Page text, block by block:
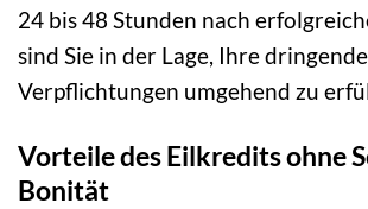
24 bis 48 Stunden nach
sind Sie in der Lage, Ihre
Verpflichtungen umgehend zu
Vorteile des Eilkredits ohne
Bonität